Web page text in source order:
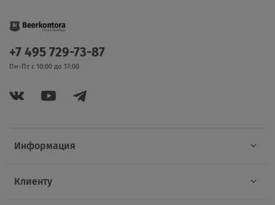
Информация
Клиенту
+7 495 729-73-87
Пн-Пт с 10:00 до 17:00